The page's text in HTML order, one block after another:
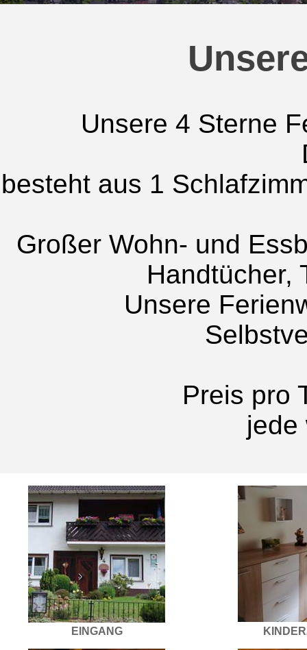
Unsere 4 Sterne
besteht aus 1
Großer Wohn- und
Handtücher,
Unsere
Preis pro
jede
EINGANG